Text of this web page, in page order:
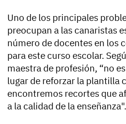
Uno de los principales
preocupan a las canaristas
número de docentes en los
para este curso escolar.
maestra de profesión, “no
lugar de reforzar la plantilla
encontremos recortes que
a la calidad de la enseñanza".